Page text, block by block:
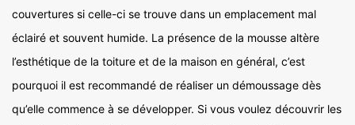
couvertures si celle-ci se trouve dans un emplacement mal
éclairé et souvent humide. La présence de la mousse altère
l’esthétique de la toiture et de la maison en général, c’est
pourquoi il est recommandé de réaliser un démoussage dès
qu’elle commence à se développer. Si vous voulez découvrir les